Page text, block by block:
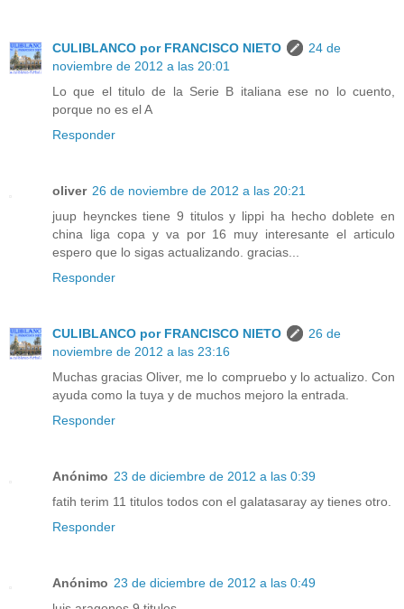
CULIBLANCO por FRANCISCO NIETO
24 de
noviembre de 2012 a las 20:01
Lo que el titulo de la Serie B italiana ese no lo cuento,
porque no es el A
Responder
oliver 26 de noviembre de 2012 a las 20:21
juup heynckes tiene 9 titulos y lippi ha hecho doblete en
china liga copa y va por 16 muy interesante el articulo
espero que lo sigas actualizando. gracias...
Responder
CULIBLANCO por FRANCISCO NIETO
26 de
noviembre de 2012 a las 23:16
Muchas gracias Oliver, me lo compruebo y lo actualizo. Con
ayuda como la tuya y de muchos mejoro la entrada.
Responder
Anónimo 23 de diciembre de 2012 a las 0:39
fatih terim 11 titulos todos con el galatasaray ay tienes otro.
Responder
Anónimo 23 de diciembre de 2012 a las 0:49